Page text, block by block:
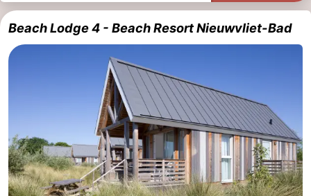
Beach Lodge 4 - Beach Resort Nieuwvliet-Bad